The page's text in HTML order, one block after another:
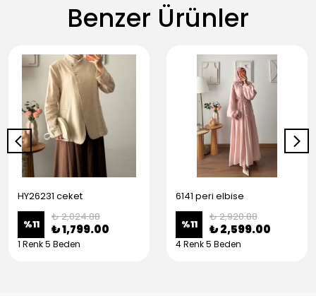
Benzer Ürünler
HY26231 ceket
%11
₺ 2,024.88
₺ 1,799.00
1 Renk 5 Beden
6141 peri elbise
%11
₺ 2,920.88
₺ 2,599.00
4 Renk 5 Beden